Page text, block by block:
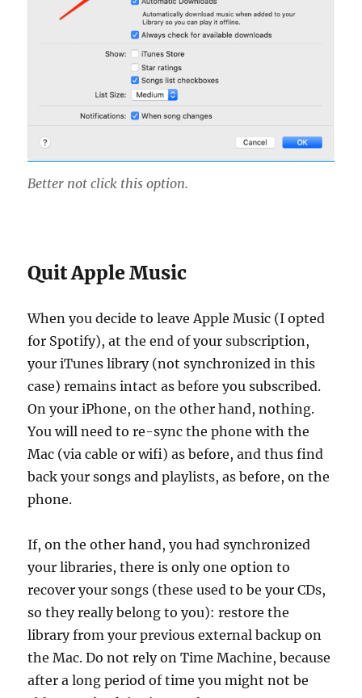
Better not click this option.
Quit Apple Music
When you decide to leave Apple Music (I opted
for Spotify), at the end of your subscription,
your iTunes library (not synchronized in this
case) remains intact as before you subscribed.
On your iPhone, on the other hand, nothing.
You will need to re-sync the phone with the
Mac (via cable or wifi) as before, and thus find
back your songs and playlists, as before, on the
phone.
If, on the other hand, you had synchronized
your libraries, there is only one option to
recover your songs (these used to be your CDs,
so they really belong to you): restore the
library from your previous external backup on
the Mac. Do not rely on Time Machine, because
after a long period of time you might not be